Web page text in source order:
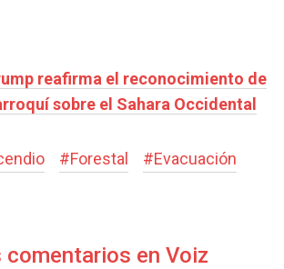
reafirma el reconocimiento de
sobre el Sahara Occidental
#Forestal #Evacuación
comentarios en Voiz